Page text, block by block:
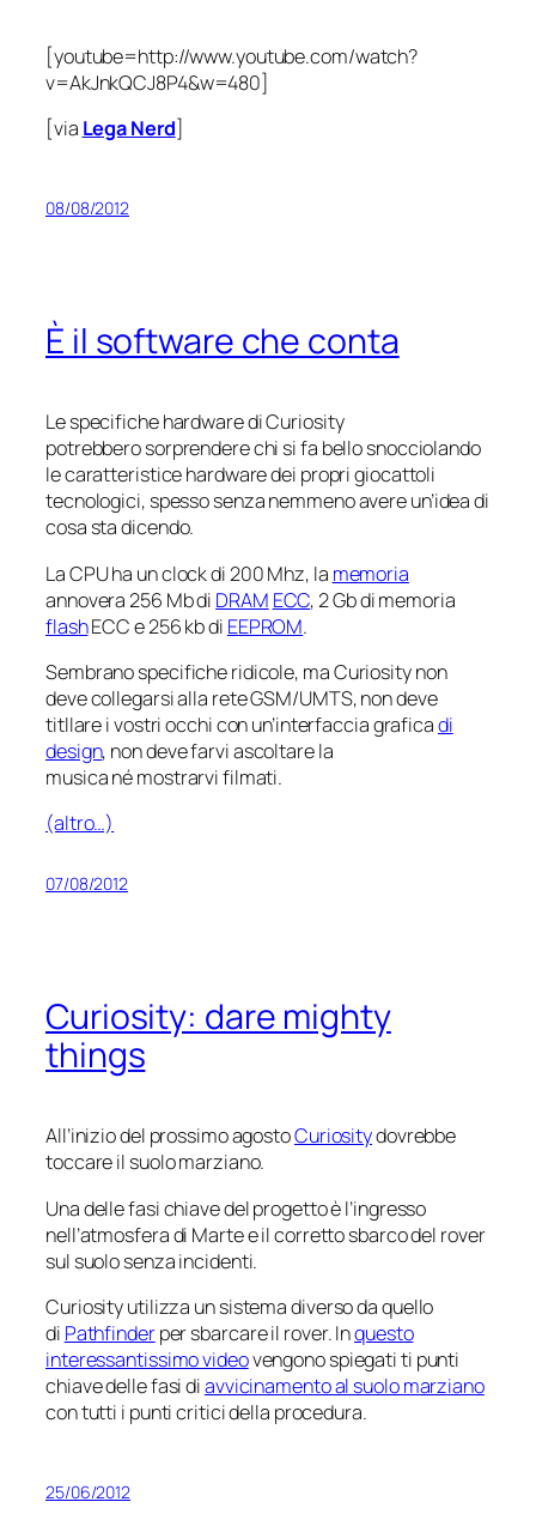
[youtube=http://www.youtube.com/watch?
v=AkJnkQCJ8P4&w=480]
[via Lega Nerd]
08/08/2012
È il software che conta
Le specifiche hardware diCuriosity
potrebbero sorprendere chi si fa bello snocciolando
le caratteristice hardware dei propri giocattoli
tecnologici, spesso senza nemmeno avere un’idea di
cosa sta dicendo.
La CPU ha un clock di 200 Mhz, la memoria
annovera 256 Mb di DRAM ECC, 2 Gb di memoria
flashECC e 256 kb di EEPROM.
Sembrano specifiche ridicole, maCuriositynon
deve collegarsi alla rete GSM/UMTS, non deve
titllare i vostri occhi con un’interfaccia graficadi
design, non deve farvi ascoltare la
musica né mostrarvi filmati.
(altro…)
07/08/2012
Curiosity: dare mighty
things
All’inizio del prossimo agostoCuriositydovrebbe
toccare il suolo marziano.
Una delle fasi chiave del progetto è l’ingresso
nell’atmosfera di Marte e il corretto sbarco del rover
sul suolo senza incidenti.
Curiosityutilizza un sistema diverso da quello
di Pathfinderper sbarcare il rover. Inquesto
interessantissimo videovengono spiegati ti punti
chiave delle fasi diavvicinamento al suolo marziano
con tutti i punti critici della procedura.
25/06/2012